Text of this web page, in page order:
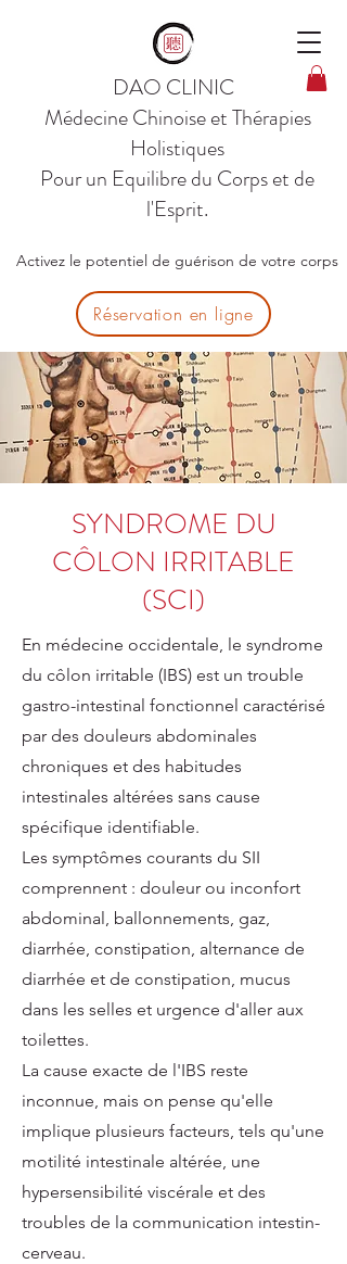
DAO CLINIC
Médecine Chinoise et Thérapies
Holistiques
Pour un Equilibre du Corps et de
l'Esprit.
Activez le potentiel de guérison de votre corps
Réservation en ligne
SYNDROME DU
CÔLON IRRITABLE
(SCI)
En médecine occidentale, le syndrome
du côlon irritable (IBS) est un trouble
gastro-intestinal fonctionnel caractérisé
par des douleurs abdominales
chroniques et des habitudes
intestinales altérées sans cause
spécifique identifiable.
Les symptômes courants du SII
comprennent : douleur ou inconfort
abdominal, ballonnements, gaz,
diarrhée, constipation, alternance de
diarrhée et de constipation, mucus
dans les selles et urgence d'aller aux
toilettes.
La cause exacte de l'IBS reste
inconnue, mais on pense qu'elle
implique plusieurs facteurs, tels qu'une
motilité intestinale altérée, une
hypersensibilité viscérale et des
troubles de la communication intestin-
cerveau.